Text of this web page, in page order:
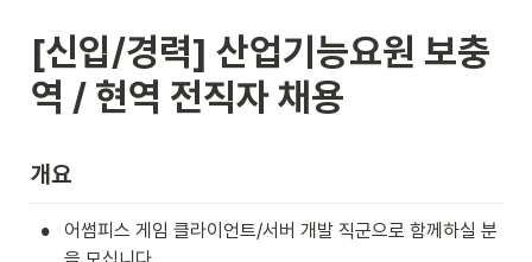
[신입/경력] 산업기능요원 보충
역 / 현역 전직자 채용
개요
•
어썸피스 게임 클라이언트/서버 개발 직군으로 함께하실 분